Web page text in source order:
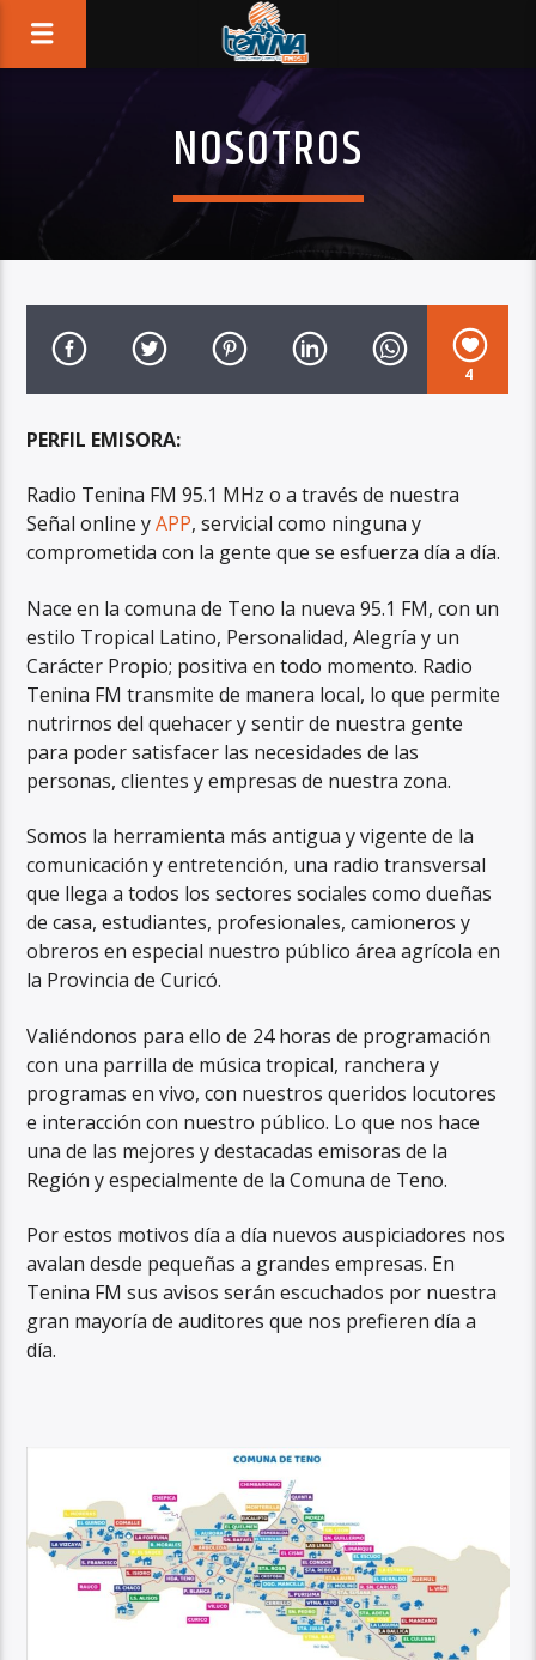
NOSOTROS
4
PERFIL EMISORA:
Radio Tenina FM 95.1 MHz o a través de nuestra
Señal online yAPP, servicial como ninguna y
comprometida con la gente que se esfuerza día a día.
Nace en la comuna de Teno la nueva 95.1 FM, con un
estilo Tropical Latino, Personalidad, Alegría y un
Carácter Propio; positiva en todo momento. Radio
Tenina FM transmite de manera local, lo que permite
nutrirnos del quehacer y sentir de nuestra gente
para poder satisfacer las necesidades de las
personas, clientes y empresas de nuestra zona.
Somos la herramienta más antigua y vigente de la
comunicación y entretención, una radio transversal
que llega a todos los sectores sociales como dueñas
de casa, estudiantes, profesionales, camioneros y
obreros en especial nuestro público área agrícola en
la Provincia de Curicó.
Valiéndonos para ello de 24 horas de programación
con una parrilla de música tropical, ranchera y
programas en vivo, con nuestros queridos locutores
e interacción con nuestro público. Lo que nos hace
una de las mejores y destacadas emisoras de la
Región y especialmente de la Comuna de Teno.
Por estos motivos día a día nuevos auspiciadores nos
avalan desde pequeñas a grandes empresas. En
Tenina FM sus avisos serán escuchados por nuestra
gran mayoría de auditores que nos prefieren día a
día.